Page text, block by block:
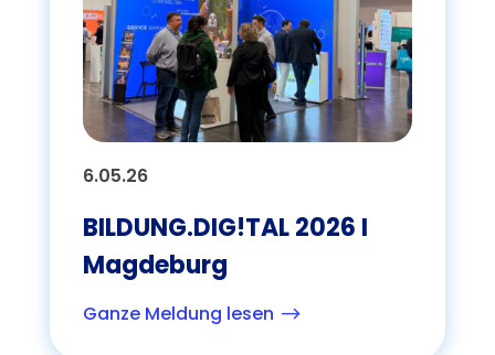
6.05.26
BILDUNG.DIG!TAL 2026 I
Magdeburg
Ganze Meldung lesen $